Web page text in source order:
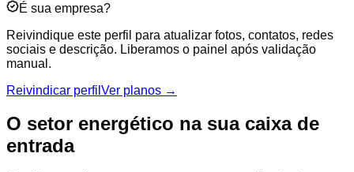
É sua empresa?
Reivindique este perfil para atualizar fotos, contatos, redes
sociais e descrição. Liberamos o painel após validação
manual.
Reivindicar perfil Ver planos →
O setor energético na sua caixa de
entrada